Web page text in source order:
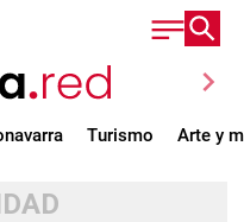
chevron_right
Turismo Arte y